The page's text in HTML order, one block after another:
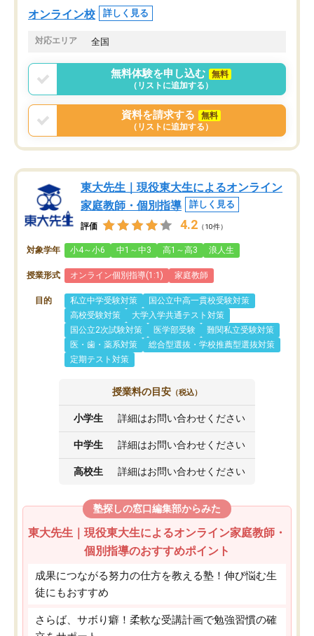
オンライン校 詳しく見る
対応エリア 全国
無料体験を申し込む
無料
（リストに追加する）
資料を請求する
無料
（リストに追加する）
東大先生｜現役東大生によるオンライン
家庭教師・個別指導
詳しく見る
評価 4.2 （10件）
対象学年 小4～小6 中1～中3 高1～高3 浪人生
授業形式 オンライン個別指導(1:1) 家庭教師
目的 私立中学受験対策
国公立中高一貫校受験対策
高校受験対策
大学入学共通テスト対策
国公立2次試験対策
医学部受験
難関私立受験対策
医・歯・薬系対策
総合型選抜・学校推薦型選抜対策
定期テスト対策
授業料の目安 （税込）
小学生 詳細はお問い合わせください
中学生 詳細はお問い合わせください
高校生 詳細はお問い合わせください
塾探しの窓口編集部からみた
東大先生｜現役東大生によるオンライン家庭教師・
個別指導のおすすめポイント
成果につながる努力の仕方を教える塾！伸び悩む生
徒にもおすすめ
さらば、サボり癖！柔軟な受講計画で勉強習慣の確